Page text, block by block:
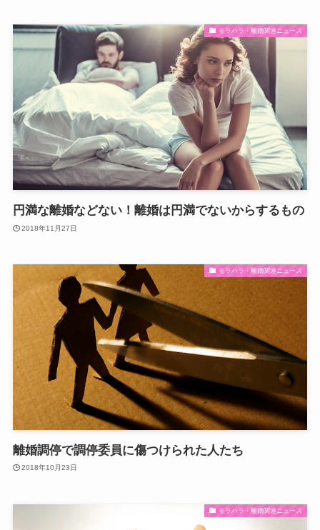
モラハラ・離婚関連ニュース
円満な離婚などない！離婚は円満でないからするもの
2018年11月27日
モラハラ・離婚関連ニュース
離婚調停で調停委員に傷つけられた人たち
2018年10月23日
モラハラ・離婚関連ニュース